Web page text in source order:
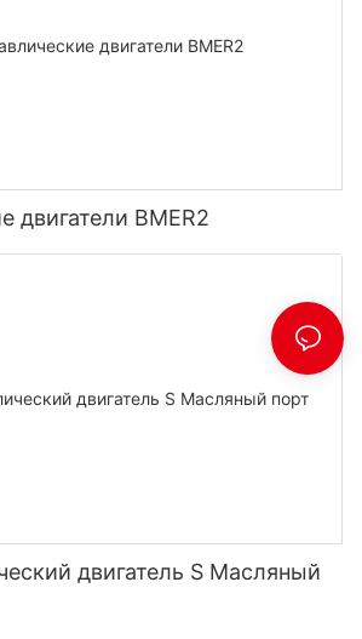
двигатели BMER2
двигатель S Масляный